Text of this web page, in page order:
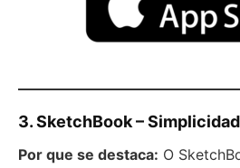
3. SketchBook –
Por que se destaca: O